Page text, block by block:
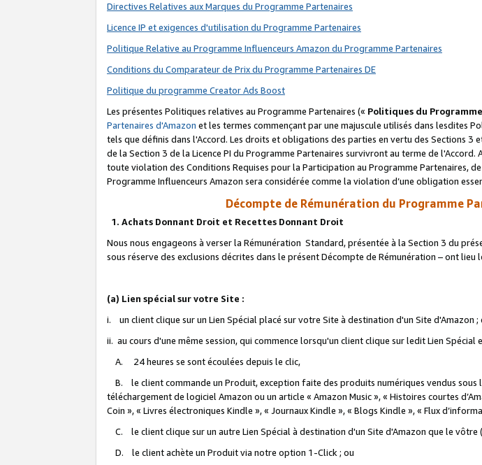
Directives Relatives aux Marques du Programme Partenaires
Licence IP et exigences d'utilisation du Programme Partenaires
Politique Relative au Programme Influenceurs Amazon du Programme Partenaires
Conditions du Comparateur de Prix du Programme Partenaires DE
Politique du programme Creator Ads Boost
Les présentes Politiques relatives au Programme Partenaires (« Politiques du Programme
Partenaires d'Amazon et les termes commençant par une majuscule utilisés dans lesdites
tels que définis dans l'Accord. Les droits et obligations des parties en vertu des Sections 3
de la Section 3 de la Licence PI du Programme Partenaires survivront au terme de
toute violation des Conditions Requises pour la Participation au Programme Partenaires,
Programme Influenceurs Amazon sera considérée comme la violation d’une obligation
Décompte de Rémunération du Programme
1. Achats Donnant Droit et Recettes Donnant Droit
Nous nous engageons à verser la Rémunération Standard, présentée à la Section 3 du
sous réserve des exclusions décrites dans le présent Décompte de Rémunération – ont lieu
(a) Lien spécial sur votre Site :
i. un client clique sur un Lien Spécial placé sur votre Site à destination d'un Site d'Amazon ;
ii. au cours d'une même session, qui commence lorsqu'un client clique sur ledit Lien
A. 24 heures se sont écoulées depuis le clic,
B. le client commande un Produit, exception faite des produits numériques vendus sous
téléchargement de logiciel Amazon ou un article « Amazon Music », « Histoires courtes
Coin », « Livres électroniques Kindle », « Journaux Kindle », « Blogs Kindle », « Flux
C. le client clique sur un autre Lien Spécial à destination d'un Site d'Amazon que le vôtre
D. le client achète un Produit via notre option 1-Click ; ou